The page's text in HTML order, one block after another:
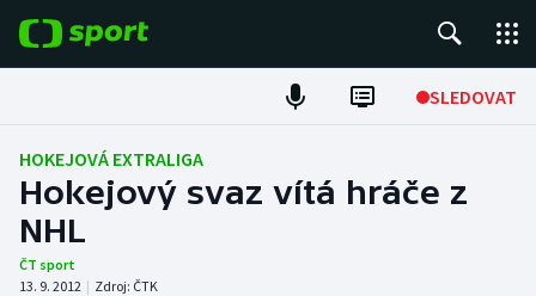
SLEDOVAT
Fotbal
Hokej
Tenis
HOKEJOVÁ EXTRALIGA
Hokejový svaz vítá hráče z
NHL
ČT sport
13. 9. 2012 | Zdroj: ČTK